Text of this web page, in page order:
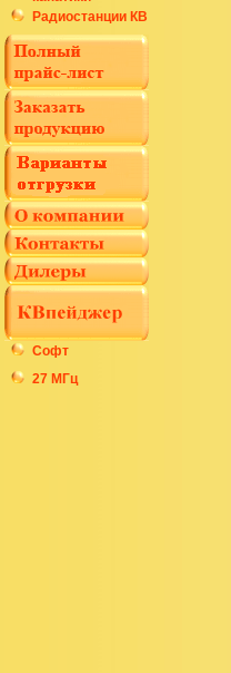
Радиостанции КВ
Софт
27 МГц